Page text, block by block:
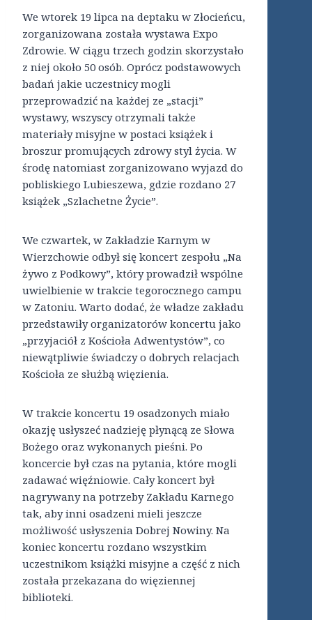
We wtorek 19 lipca na deptaku w Złocieńcu,
zorganizowana została wystawa Expo
Zdrowie. W ciągu trzech godzin skorzystało
z niej około 50 osób. Oprócz podstawowych
badań jakie uczestnicy mogli
przeprowadzić na każdej ze „stacji”
wystawy, wszyscy otrzymali także
materiały misyjne w postaci książek i
broszur promujących zdrowy styl życia. W
środę natomiast zorganizowano wyjazd do
pobliskiego Lubieszewa, gdzie rozdano 27
książek „Szlachetne Życie”.
We czwartek, w Zakładzie Karnym w
Wierzchowie odbył się koncert zespołu „Na
żywo z Podkowy”, który prowadził wspólne
uwielbienie w trakcie tegorocznego campu
w Zatoniu. Warto dodać, że władze zakładu
przedstawiły organizatorów koncertu jako
„przyjaciół z Kościoła Adwentystów”, co
niewątpliwie świadczy o dobrych relacjach
Kościoła ze służbą więzienia.
W trakcie koncertu 19 osadzonych miało
okazję usłyszeć nadzieję płynącą ze Słowa
Bożego oraz wykonanych pieśni. Po
koncercie był czas na pytania, które mogli
zadawać więźniowie. Cały koncert był
nagrywany na potrzeby Zakładu Karnego
tak, aby inni osadzeni mieli jeszcze
możliwość usłyszenia Dobrej Nowiny. Na
koniec koncertu rozdano wszystkim
uczestnikom książki misyjne a część z nich
została przekazana do więziennej
biblioteki.